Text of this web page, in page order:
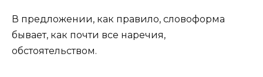
В предложении, как правило, словоформа
бывает, как почти все наречия,
обстоятельством.